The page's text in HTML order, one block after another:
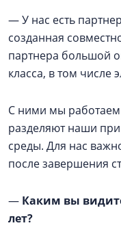
— У нас есть
созданная
партнера большой
класса, в том числе
С ними мы работаем
разделяют наши
среды. Для нас
после завершения
— Каким вы
лет?